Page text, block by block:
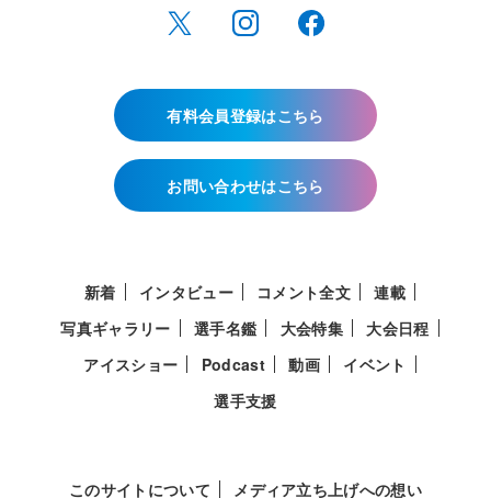
有料会員登録はこちら
お問い合わせはこちら
新着 インタビュー コメント全文
連載
写真ギャラリー
選手名鑑 大会特集
大会日程
アイスショー
Podcast 動画
イベント
選手支援
このサイトについて メディア立ち上げへの想い